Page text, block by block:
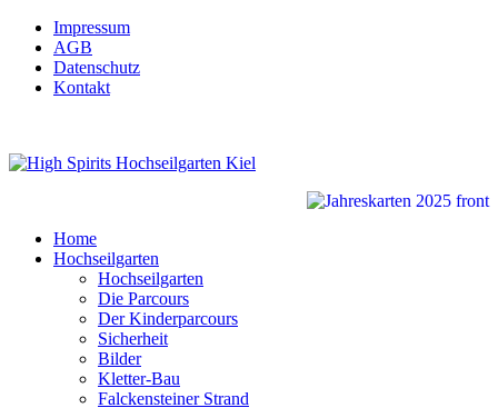
Impressum
AGB
Datenschutz
Kontakt
Home
Hochseilgarten
Hochseilgarten
Die Parcours
Der Kinderparcours
Sicherheit
Bilder
Kletter-Bau
Falckensteiner Strand